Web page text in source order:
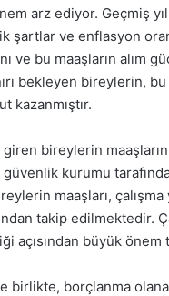
arz ediyor. Geçmiş
şartlar ve enflasyon
ve bu maaşların
bekleyen bireylerin,
kazanmıştır.
giren bireylerin
kurumu
maaşları, çalışma
takip edilmektedir.
büyük önem
birlikte, borçlanma